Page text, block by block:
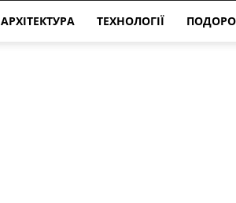
АРХІТЕКТУРА ТЕХНОЛОГІЇ